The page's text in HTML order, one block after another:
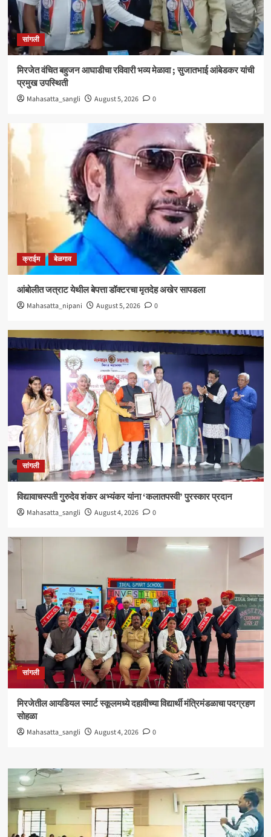
3
क्राईम बेळगाव
आंबोलीत जत्राट येथील बेपत्ता डॉक्टरचा मृतदेह अखेर सापडला
4
सांगली
विद्यावाचस्पती गुरुदेव शंकर अभ्यंकर यांना ‘कलातपस्वी’
सांगली
मिरजेतील आयडियल स्मार्ट स्कूलमध्ये दहावीच्या विद्यार्थी
मंत्रिमंडळाचा पदग्रहण सोहळा
सांगली
मिरजेत वंचित बहुजन आघाडीचा रविवारी भव्य मेळावा ; सुजातभाई आंबेडकर यांची
प्रमुख उपस्थिती
Mahasatta_sangli August 5, 2026 0
क्राईम बेळगाव
आंबोलीत जत्राट येथील बेपत्ता डॉक्टरचा मृतदेह अखेर सापडला
Mahasatta_nipani August 5, 2026 0
सांगली
विद्यावाचस्पती गुरुदेव शंकर अभ्यंकर यांना ‘कलातपस्वी’ पुरस्कार प्रदान
Mahasatta_sangli August 4, 2026 0
सांगली
मिरजेतील आयडियल स्मार्ट स्कूलमध्ये दहावीच्या विद्यार्थी मंत्रिमंडळाचा पदग्रहण
सोहळा
Mahasatta_sangli August 4, 2026 0